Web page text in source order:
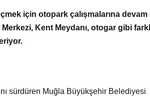
için otopark çalışmalarına devam
Kent Meydanı, otogar gibi
sürdüren Muğla Büyükşehir Belediyesi
Zaman